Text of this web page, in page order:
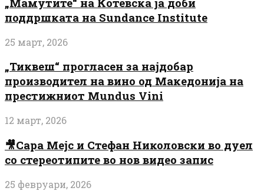
поддршката на Sundance Institute
25 март, 2026
„Тиквеш“ прогласен за најдобар
производител на вино од Македонија на
престижниот Mundus Vini
12 март, 2026
🎥Сара Мејс и Стефан Николовски во дуел
со стереотипите во нов видео запис
25 февруари, 2026